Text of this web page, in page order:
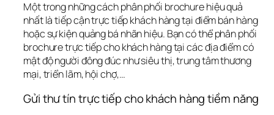
Một trong những cách phân phối brochure hiệu quả
nhất là tiếp cận trực tiếp khách hàng tại điểm bán hàng
hoặc sự kiện quảng bá nhãn hiệu. Bạn có thể phân phối
brochure trực tiếp cho khách hàng tại các địa điểm có
mật độ người đông đúc như siêu thị, trung tâm thương
mại, triển lãm, hội chợ,…
Gửi thư tín trực tiếp cho khách hàng tiềm năng